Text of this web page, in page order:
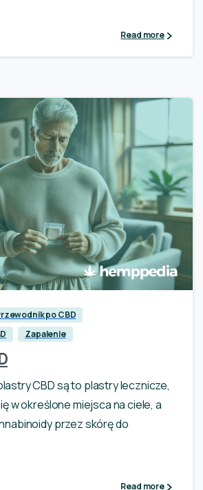
Read more
0
po CBD
Zapalenie
CBD są to plastry lecznicze,
w określone miejsca na ciele, a
przez skórę do
Read more